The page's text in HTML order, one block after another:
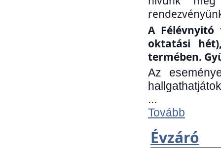
A Félévnyitó
oktatási
termében.
Az
...
Tovább
Évzáró